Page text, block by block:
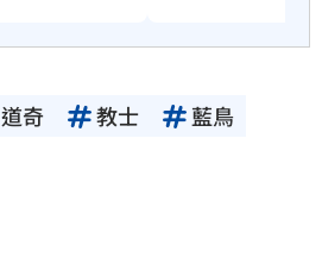
道奇 教士
藍鳥